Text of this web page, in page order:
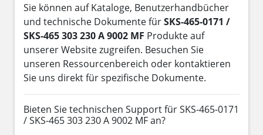
Sie können auf Kataloge, Benutzerhandbücher
und technische Dokumente fürSKS-465-0171 /
SKS-465 303 230 A 9002 MF Produkte auf
unserer Website zugreifen. Besuchen Sie
unseren Ressourcenbereich oder kontaktieren
Sie uns direkt für spezifische Dokumente.
Bieten Sie technischen Support für SKS-465-0171
/ SKS-465 303 230 A 9002 MF an?